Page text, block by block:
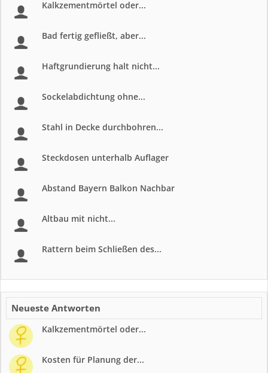
Kalkzementmörtel oder...
Bad fertig gefließt, aber...
Haftgrundierung halt nicht...
Sockelabdichtung ohne...
Stahl in Decke durchbohren...
Steckdosen unterhalb Auflager
Abstand Bayern Balkon Nachbar
Altbau mit nicht...
Rattern beim Schließen des...
Neueste Antworten
Kalkzementmörtel oder...
Kosten für Planung der...